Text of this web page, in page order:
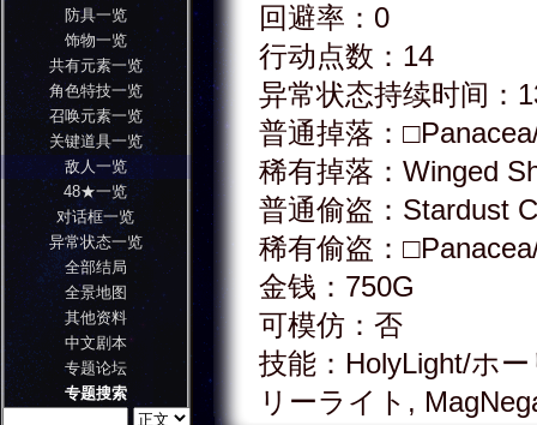
回避率：0
行动点数：14
异常状态持续时间：
普通掉落：
稀有掉落：Winged
普通偷盗：Stardust
稀有偷盗：
金钱：750G
可模仿：否
技能：HolyLight/ホ
リーライト,
防具一览
饰物一览
共有元素一览
角色特技一览
召唤元素一览
关键道具一览
敌人一览
48★一览
对话框一览
异常状态一览
全部结局
全景地图
其他资料
中文剧本
专题论坛
专题搜索